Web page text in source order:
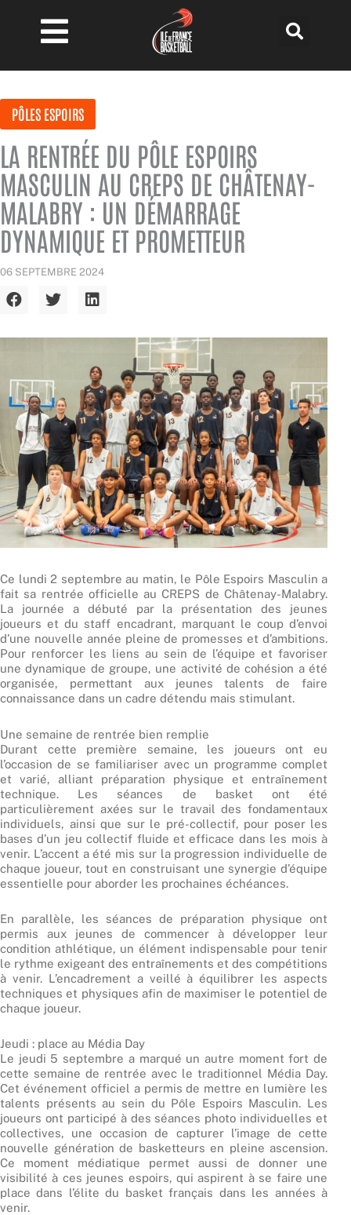
contenu
PÔLES ESPOIRS
LA RENTRÉE DU PÔLE ESPOIRS
MASCULIN AU CREPS DE CHÂTENAY-
MALABRY : UN DÉMARRAGE
DYNAMIQUE ET PROMETTEUR
06 SEPTEMBRE 2024
Ce lundi 2 septembre au matin, le Pôle Espoirs Masculin a
fait sa rentrée officielle au CREPS de Châtenay-Malabry.
La journée a débuté par la présentation des jeunes
joueurs et du staff encadrant, marquant le coup d’envoi
d’une nouvelle année pleine de promesses et d’ambitions.
Pour renforcer les liens au sein de l’équipe et favoriser
une dynamique de groupe, une activité de cohésion a été
organisée, permettant aux jeunes talents de faire
connaissance dans un cadre détendu mais stimulant.
Une semaine de rentrée bien remplie
Durant cette première semaine, les joueurs ont eu
l’occasion de se familiariser avec un programme complet
et varié, alliant préparation physique et entraînement
technique. Les séances de basket ont été
particulièrement axées sur le travail des fondamentaux
individuels, ainsi que sur le pré-collectif, pour poser les
bases d’un jeu collectif fluide et efficace dans les mois à
venir. L’accent a été mis sur la progression individuelle de
chaque joueur, tout en construisant une synergie d’équipe
essentielle pour aborder les prochaines échéances.
En parallèle, les séances de préparation physique ont
permis aux jeunes de commencer à développer leur
condition athlétique, un élément indispensable pour tenir
le rythme exigeant des entraînements et des compétitions
à venir. L’encadrement a veillé à équilibrer les aspects
techniques et physiques afin de maximiser le potentiel de
chaque joueur.
Jeudi : place au Média Day
Le jeudi 5 septembre a marqué un autre moment fort de
cette semaine de rentrée avec le traditionnel Média Day.
Cet événement officiel a permis de mettre en lumière les
talents présents au sein du Pôle Espoirs Masculin. Les
joueurs ont participé à des séances photo individuelles et
collectives, une occasion de capturer l’image de cette
nouvelle génération de basketteurs en pleine ascension.
Ce moment médiatique permet aussi de donner une
visibilité à ces jeunes espoirs, qui aspirent à se faire une
place dans l’élite du basket français dans les années à
venir.